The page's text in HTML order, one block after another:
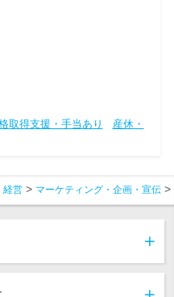
取得支援・手当あり
産休・
経営 マーケティング・企画・宣伝